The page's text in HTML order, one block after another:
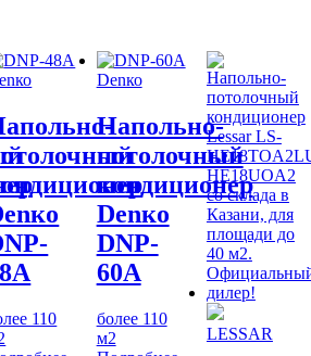
110
Denко
Напольно-
потолочный
кондиционер
Denко
DNP-
60А
более 110
м2
LESSAR